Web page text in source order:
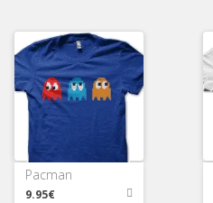
Pacman
9.95€